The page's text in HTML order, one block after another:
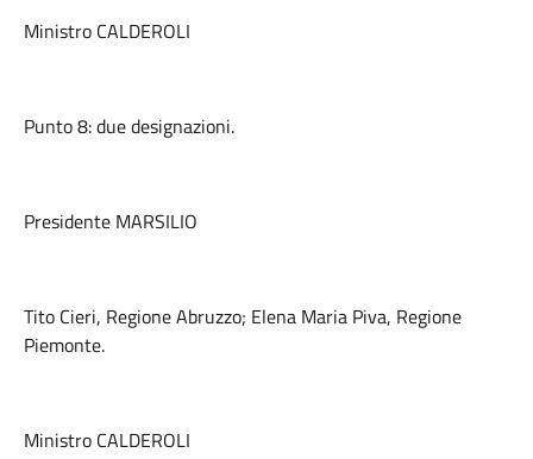
Ministro CALDEROLI
Punto 8: due designazioni.
Presidente MARSILIO
Tito Cieri, Regione Abruzzo; Elena Maria Piva, Regione
Piemonte.
Ministro CALDEROLI